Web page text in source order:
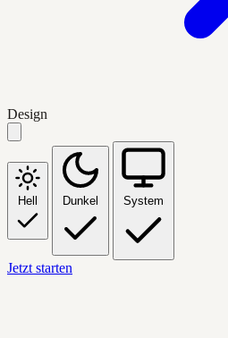
Design
Hell Dunkel System
Jetzt starten